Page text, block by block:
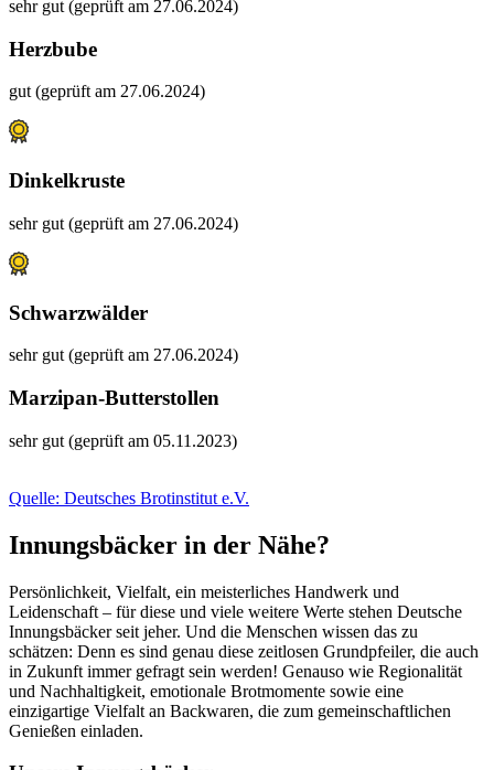
sehr gut (geprüft am 27.06.2024)
Herzbube
gut (geprüft am 27.06.2024)
Dinkelkruste
sehr gut (geprüft am 27.06.2024)
Schwarzwälder
sehr gut (geprüft am 27.06.2024)
Marzipan-Butterstollen
sehr gut (geprüft am 05.11.2023)
Quelle: Deutsches Brotinstitut e.V.
Innungsbäcker in der Nähe?
Persönlichkeit, Vielfalt, ein meisterliches Handwerk und
Leidenschaft – für diese und viele weitere Werte stehen Deutsche
Innungsbäcker seit jeher. Und die Menschen wissen das zu
schätzen: Denn es sind genau diese zeitlosen Grundpfeiler, die auch
in Zukunft immer gefragt sein werden! Genauso wie Regionalität
und Nachhaltigkeit, emotionale Brotmomente sowie eine
einzigartige Vielfalt an Backwaren, die zum gemeinschaftlichen
Genießen einladen.